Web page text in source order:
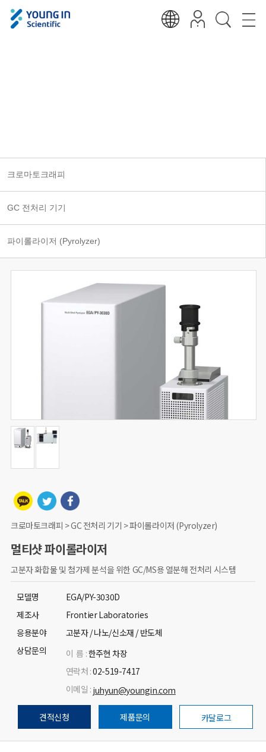
크로마토크래피 > GC 전처리 기기 > 파이롤라이저 (Pyrolyzer)
멀티샷 파이롤라이저
고분자 화합물 및 첨가제 분석을 위한 GC/MS용 열분해 전처리 시스템
모델명
EGA/PY-3030D
제조사
Frontier Laboratories
응용분야
고분자 / 나노/신소재 / 반도체
상담문의
이 름 :한주현 차장
연락처 :02-519-7417
이메일 : juhyun@youngin.com
견적신청 제품문의 카달로그